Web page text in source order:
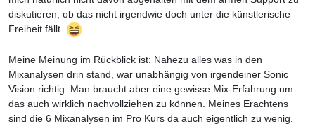
diskutieren, ob das nicht irgendwie doch unter die künstlerische
Freiheit fällt.
Meine Meinung im Rückblick ist: Nahezu alles was in den
Mixanalysen drin stand, war unabhängig von irgendeiner Sonic
Vision richtig. Man braucht aber eine gewisse Mix-Erfahrung um
das auch wirklich nachvollziehen zu können. Meines Erachtens
sind die 6 Mixanalysen im Pro Kurs da auch eigentlich zu wenig.